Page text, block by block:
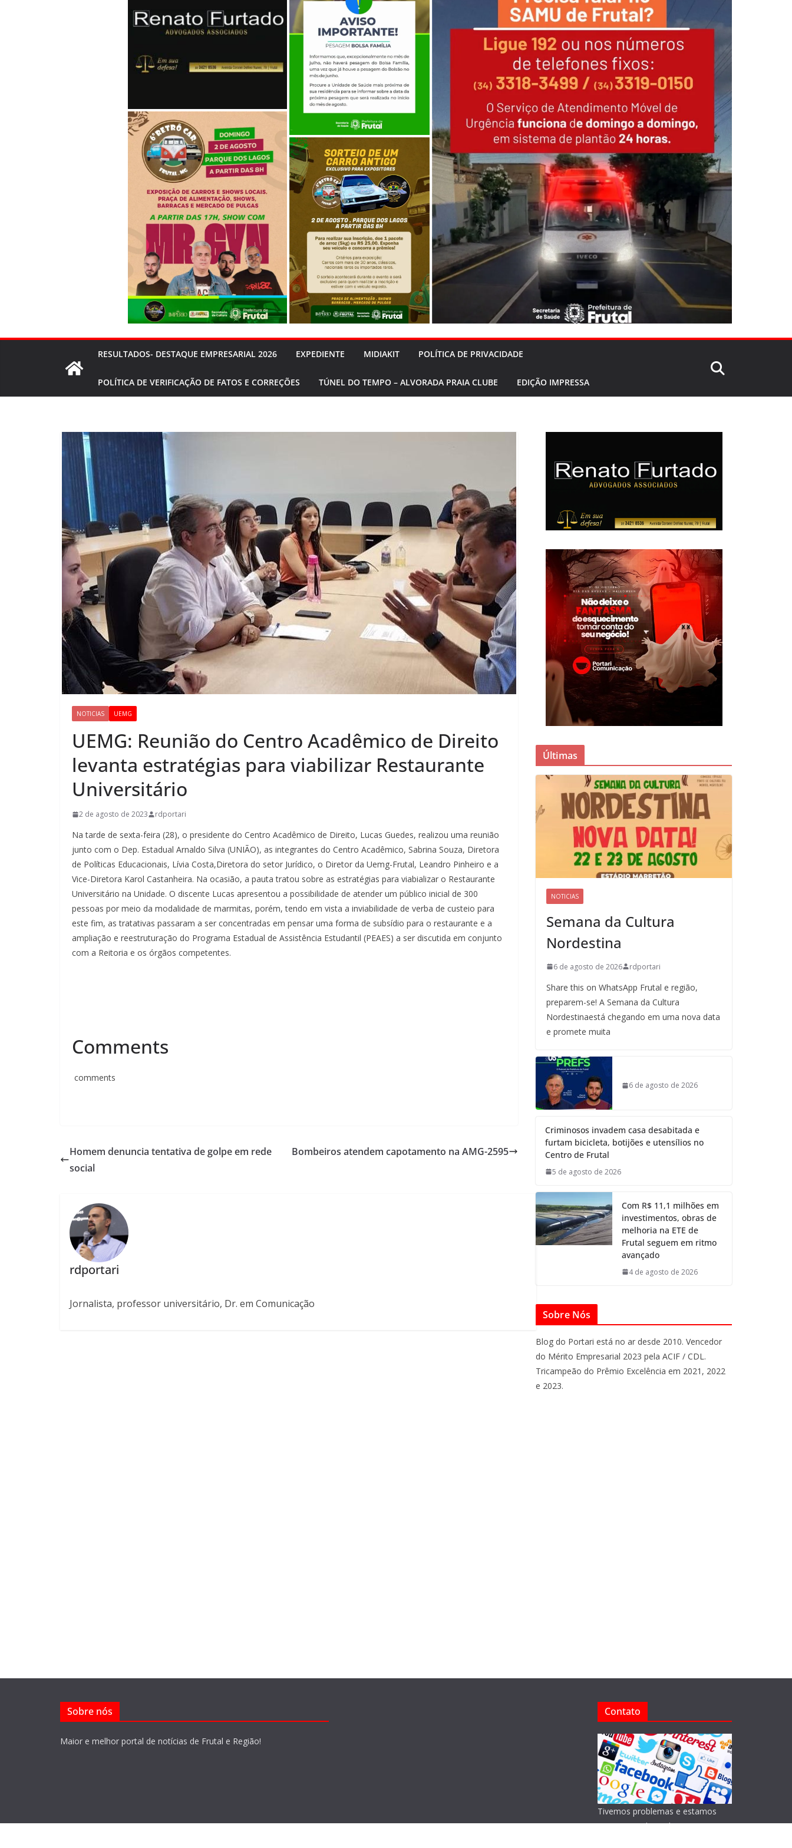
RESULTADOS- DESTAQUE EMPRESARIAL 2026 EXPEDIENTE MIDIAKIT POLÍTICA DE PRIVACIDADE
POLÍTICA DE VERIFICAÇÃO DE FATOS E CORREÇÕES TÚNEL DO TEMPO – ALVORADA PRAIA CLUBE EDIÇÃO IMPRESSA
NOTICIAS UEMG
UEMG: Reunião do Centro Acadêmico de Direito
levanta estratégias para viabilizar Restaurante
Universitário
2 de agosto de 2023 rdportari
Na tarde de sexta-feira (28), o presidente do Centro Acadêmico de Direito, Lucas Guedes, realizou uma reunião
junto com o Dep. Estadual Arnaldo Silva (UNIÃO), as integrantes do Centro Acadêmico, Sabrina Souza, Diretora
de Políticas Educacionais, Lívia Costa,Diretora do setor Jurídico, o Diretor da Uemg-Frutal, Leandro Pinheiro e a
Vice-Diretora Karol Castanheira. Na ocasião, a pauta tratou sobre as estratégias para viabializar o Restaurante
Universitário na Unidade. O discente Lucas apresentou a possibilidade de atender um público inicial de 300
pessoas por meio da modalidade de marmitas, porém, tendo em vista a inviabilidade de verba de custeio para
este fim, as tratativas passaram a ser concentradas em pensar uma forma de subsídio para o restaurante e a
ampliação e reestruturação do Programa Estadual de Assistência Estudantil (PEAES) a ser discutida em conjunto
com a Reitoria e os órgãos competentes.
Comments
comments
Homem denuncia tentativa de golpe em rede
social
Bombeiros atendem capotamento na AMG-2595
rdportari
Jornalista, professor universitário, Dr. em Comunicação
Últimas
NOTICIAS
Semana da Cultura
Nordestina
6 de agosto de 2026 rdportari
Share this on WhatsApp Frutal e região,
preparem-se! A Semana da Cultura
Nordestinaestá chegando em uma nova data
e promete muita
6 de agosto de 2026
Criminosos invadem casa desabitada e
furtam bicicleta, botijões e utensílios no
Centro de Frutal
5 de agosto de 2026
Com R$ 11,1 milhões em
investimentos, obras de
melhoria na ETE de
Frutal seguem em ritmo
avançado
4 de agosto de 2026
Sobre Nós
Blog do Portari está no ar desde 2010. Vencedor
do Mérito Empresarial 2023 pela ACIF / CDL.
Tricampeão do Prêmio Excelência em 2021, 2022
e 2023.
Sobre nós
Maior e melhor portal de notícias de Frutal e Região!
Contato
Tivemos problemas e estamos
reorganizando o Blog!